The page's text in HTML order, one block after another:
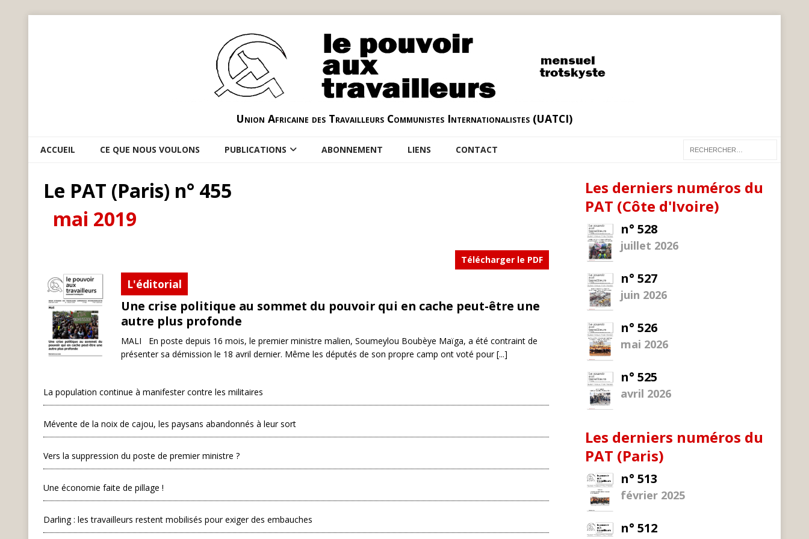
Union Africaine des Travailleurs Communistes Internationalistes (UATCI)
ACCUEIL CE QUE NOUS VOULONS PUBLICATIONS ABONNEMENT LIENS CONTACT
Le PAT (Paris) n° 455
mai 2019
Télécharger le PDF
L'éditorial
Une crise politique au sommet du pouvoir qui en cache peut-être une
autre plus profonde
MALI En poste depuis 16 mois, le premier ministre malien, Soumeylou Boubèye Maïga, a été contraint de
présenter sa démission le 18 avril dernier. Même les députés de son propre camp ont voté pour [...]
La population continue à manifester contre les militaires
Mévente de la noix de cajou, les paysans abandonnés à leur sort
Vers la suppression du poste de premier ministre ?
Une économie faite de pillage !
Darling : les travailleurs restent mobilisés pour exiger des embauches
Les derniers numéros du
PAT (Côte d'Ivoire)
n° 528
juillet 2026
n° 527
juin 2026
n° 526
mai 2026
n° 525
avril 2026
Les derniers numéros du
PAT (Paris)
n° 513
février 2025
n° 512